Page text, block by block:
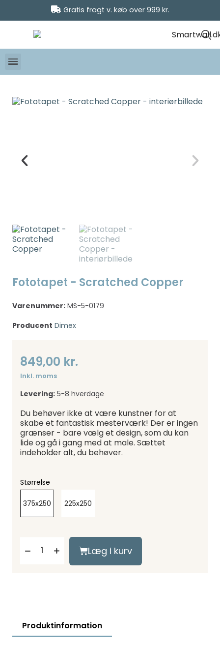
Gratis fragt v. køb over 999 kr.
Fototapet - Scratched Copper
Varenummer: MS-5-0179
Producent Dimex
849,00 kr.
Inkl. moms
Levering: 5-8 hverdage
Du behøver ikke at være kunstner for at
skabe et fantastisk mesterværk! Der er ingen
grænser - bare vælg et design, som du kan
lide og gå i gang med at male. Sættet
indeholder alt, du behøver.
Størrelse
375x250 225x250
Læg i kurv
Produktinformation